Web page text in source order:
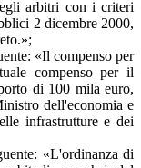
arbitri con i criteri
2 dicembre 2000,
«Il compenso per
compenso per il
di 100 mila euro,
dell'economia e
infrastrutture e dei
«L'ordinanza di